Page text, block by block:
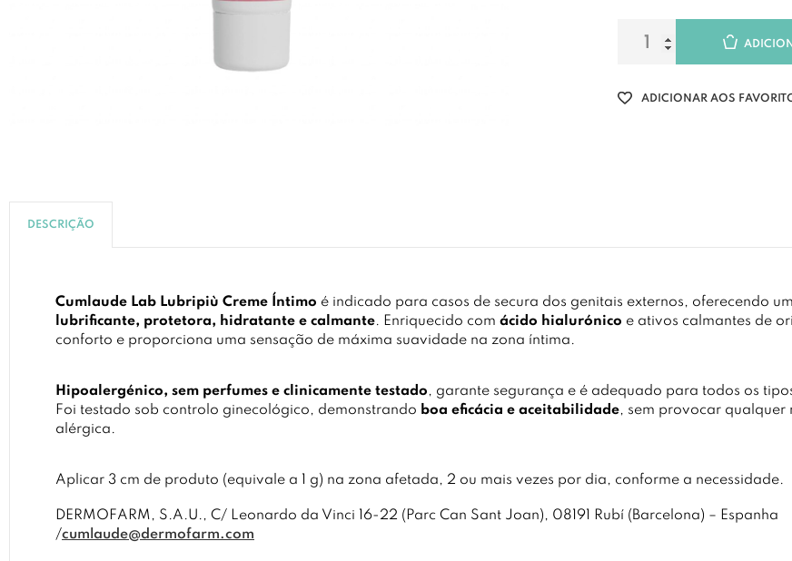
ADICIONAR AOS
DESCRIÇÃO
Cumlaude Lab Lubripiù Creme Íntimo é indicado para casos de secura dos genitais externos, oferecendo
lubrificante, protetora, hidratante e calmante. Enriquecido com ácido hialurónico e ativos calmantes de
conforto e proporciona uma sensação de máxima suavidade na zona íntima.
Hipoalergénico, sem perfumes e clinicamente testado, garante segurança e é adequado para todos os
Foi testado sob controlo ginecológico, demonstrando boa eficácia e aceitabilidade, sem provocar
alérgica.
Aplicar 3 cm de produto (equivale a 1 g) na zona afetada, 2 ou mais vezes por dia, conforme a necessidade.
DERMOFARM, S.A.U., C/ Leonardo da Vinci 16-22 (Parc Can Sant Joan), 08191 Rubí (Barcelona) – Espanha
/cumlaude@dermofarm.com